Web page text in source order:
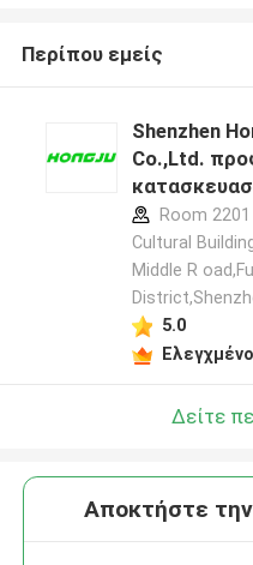
Περίπου εμείς
Shenzhen
Co.,Ltd.
Room
Cultural
Middle R
5.0
Δείτε
Αποκτήστε την